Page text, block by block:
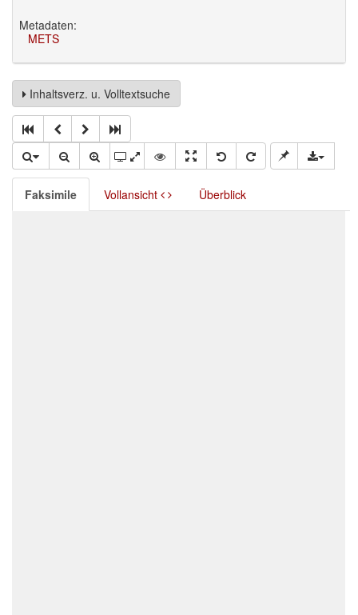
Metadaten:
METS
Inhaltsverz. u. Volltextsuche
Faksimile Vollansicht Überblick